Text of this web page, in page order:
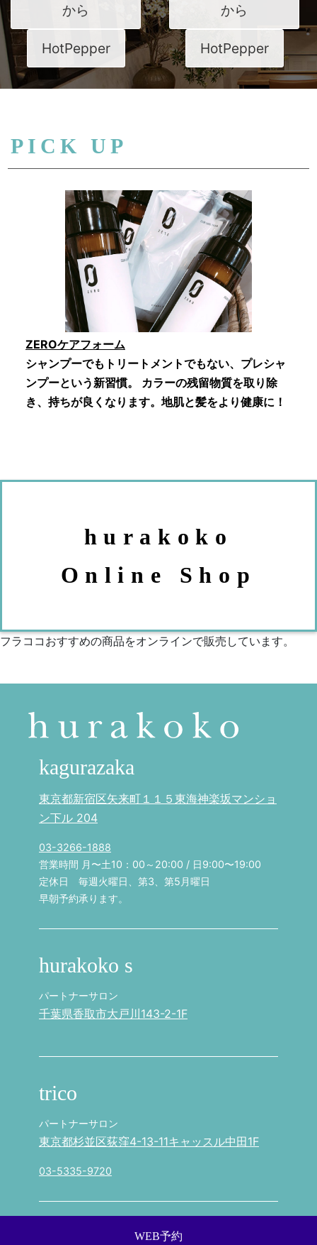
WEB予約
から
HotPepper
から
HotPepper
PICK UP
ZEROケアフォーム
シャンプーでもトリートメントでもない、プレシャ
ンプーという新習慣。 カラーの残留物質を取り除
き、持ちが良くなります。地肌と髪をより健康に！
hurakoko
Online Shop
フラココおすすめの商品をオンラインで販売しています。
kagurazaka
東京都新宿区矢来町１１５東海神楽坂マンショ
ン下ル 204
03-3266-1888
営業時間 月〜土10：00～20:00 / 日9:00〜19:00
定休日 毎週火曜日、第3、第5月曜日
早朝予約承ります。
hurakoko s
パートナーサロン
千葉県香取市大戸川143-2-1F
trico
パートナーサロン
東京都杉並区荻窪4-13-11キャッスル中田1F
03-5335-9720